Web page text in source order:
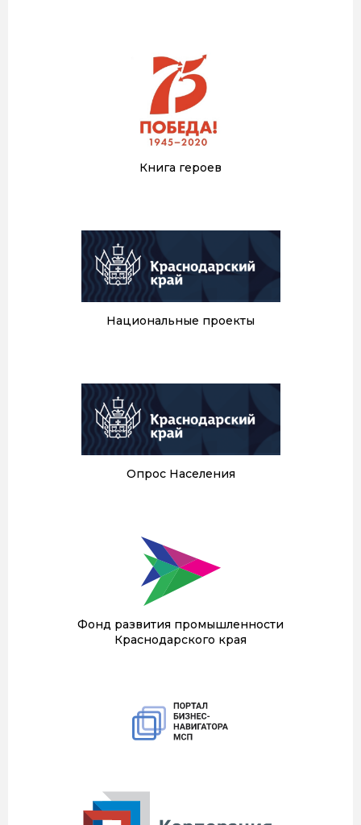
Книга героев
Национальные проекты
Опрос Населения
Фонд развития промышленности
Краснодарского края